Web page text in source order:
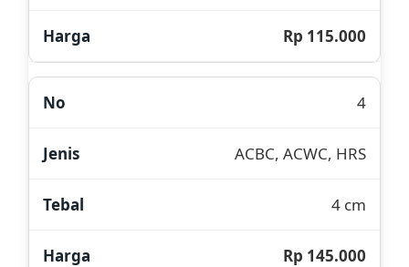
Rp 115.000
4
ACBC, ACWC, HRS
4 cm
Rp 145.000